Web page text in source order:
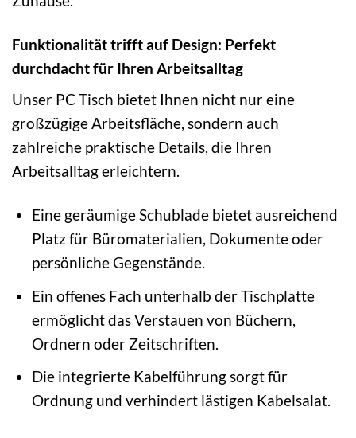
Funktionalität trifft auf Design: Perfekt
durchdacht für Ihren Arbeitsalltag
Unser PC Tisch bietet Ihnen nicht nur eine
großzügige Arbeitsfläche, sondern auch
zahlreiche praktische Details, die Ihren
Arbeitsalltag erleichtern.
Eine geräumige Schublade bietet ausreichend
Platz für Büromaterialien, Dokumente oder
persönliche Gegenstände.
Ein offenes Fach unterhalb der Tischplatte
ermöglicht das Verstauen von Büchern,
Ordnern oder Zeitschriften.
Die integrierte Kabelführung sorgt für
Ordnung und verhindert lästigen Kabelsalat.